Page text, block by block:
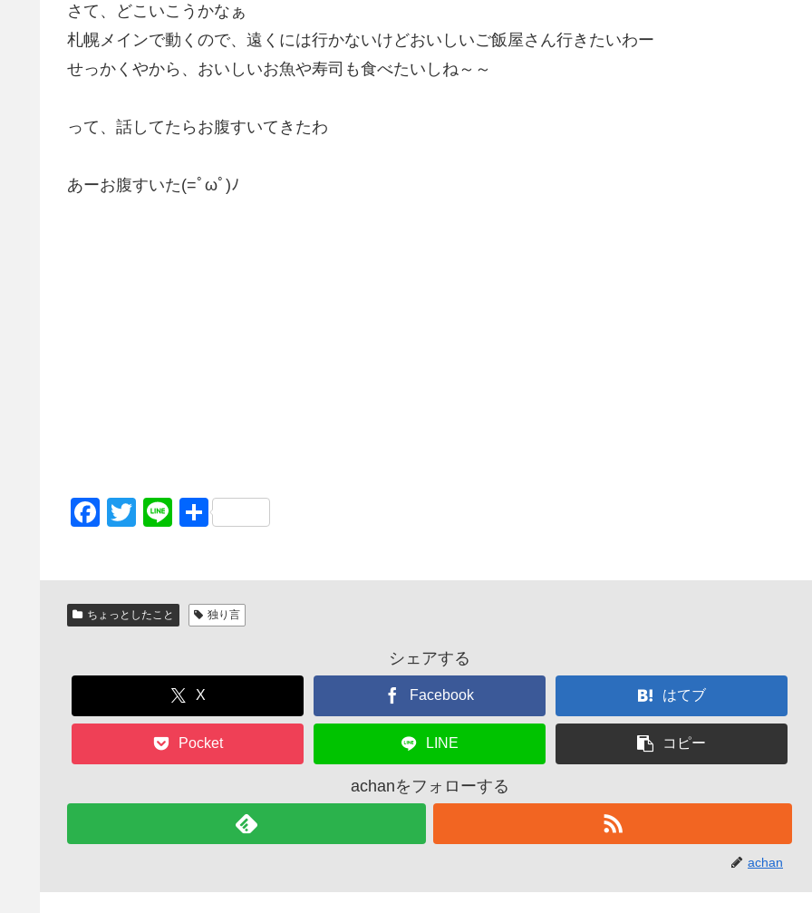
さて、どこいこうかなぁ
札幌メインで動くので、遠くには行かないけどおいしいご飯屋さん行きたいわー
せっかくやから、おいしいお魚や寿司も食べたいしね～～
って、話してたらお腹すいてきたわ
あーお腹すいた(=ﾟωﾟ)ﾉ
F
e
b
o
k
T
er
Li 共
ちょっとしたこと 独り言
シェアする
X Facebook はてブ
Pocket LINE コピー
achanをフォローする
achan